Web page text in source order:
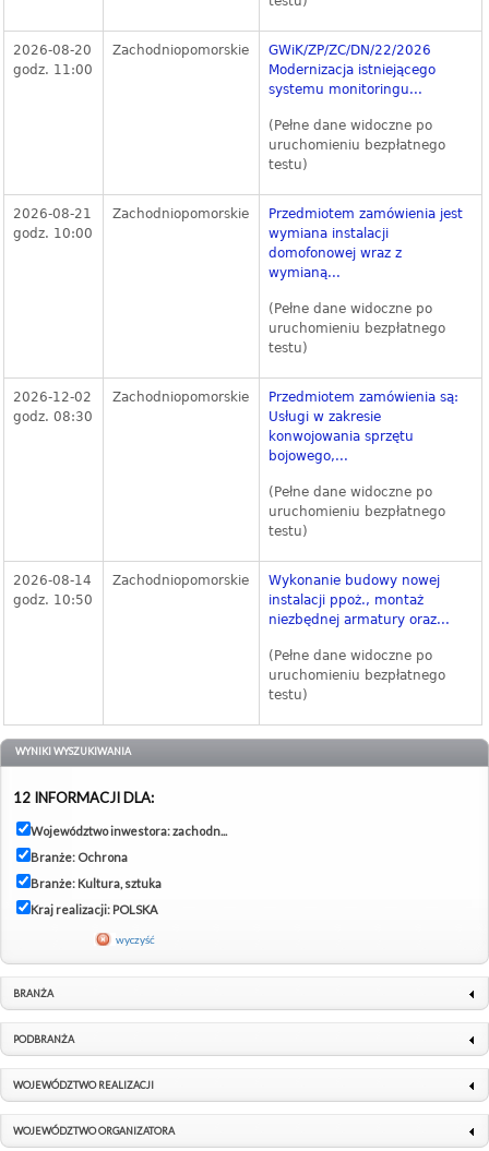
2026-08-20
godz. 11:00
Zachodniopomorskie
GWiK/ZP/ZC/DN/22/2026
Modernizacja istniejącego
systemu monitoringu...
(Pełne dane widoczne po
uruchomieniu bezpłatnego
testu)
2026-08-21
godz. 10:00
Zachodniopomorskie
Przedmiotem zamówienia jest
wymiana instalacji
domofonowej wraz z
wymianą...
(Pełne dane widoczne po
uruchomieniu bezpłatnego
testu)
2026-12-02
godz. 08:30
Zachodniopomorskie
Przedmiotem zamówienia są:
Usługi w zakresie
konwojowania sprzętu
bojowego,...
(Pełne dane widoczne po
uruchomieniu bezpłatnego
testu)
2026-08-14
godz. 10:50
Zachodniopomorskie
Wykonanie budowy nowej
instalacji ppoż., montaż
niezbędnej armatury oraz...
(Pełne dane widoczne po
uruchomieniu bezpłatnego
testu)
WYNIKI WYSZUKIWANIA
12 INFORMACJI DLA:
Województwo inwestora: zachodn...
Branże: Ochrona
Branże: Kultura, sztuka
Kraj realizacji: POLSKA
wyczyść
BRANŻA
PODBRANŻA
WOJEWÓDZTWO REALIZACJI
WOJEWÓDZTWO ORGANIZATORA